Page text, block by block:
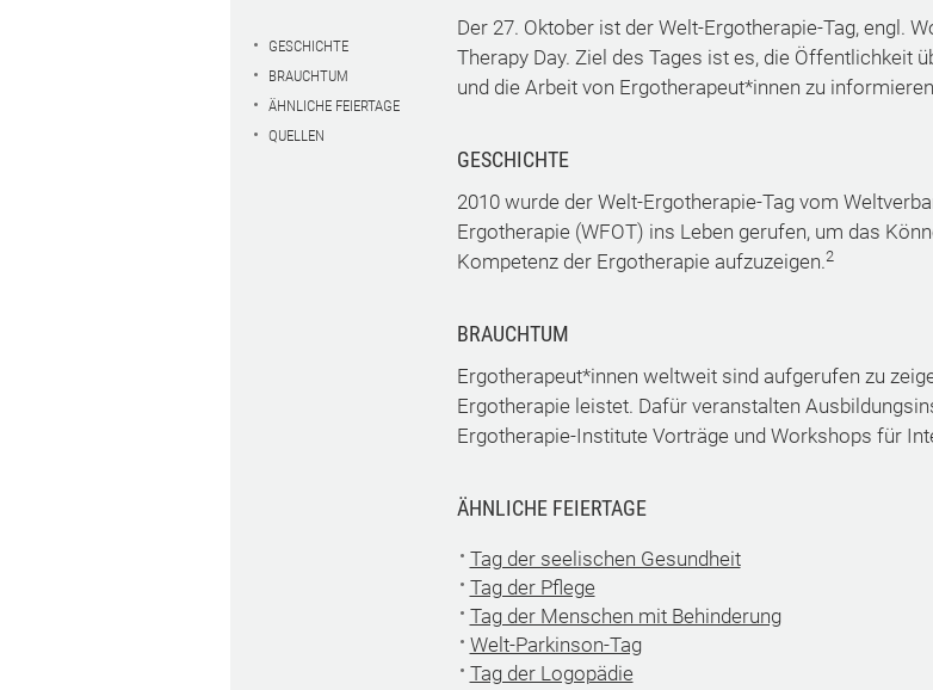
TERMINE
IMPRESSUM
GESCHICHTE
BRAUCHTUM
ÄHNLICHE FEIERTAGE
QUELLEN
Der 27. Oktober ist der Welt-Ergotherapie-Tag, engl.
Therapy Day. Ziel des Tages ist es, die Öffentlichkeit
und die Arbeit von Ergotherapeut*innen zu
GESCHICHTE
2010 wurde der Welt-Ergotherapie-Tag vom
Ergotherapie (WFOT) ins Leben gerufen, um das
Kompetenz der Ergotherapie aufzuzeigen.2
BRAUCHTUM
Ergotherapeut*innen weltweit sind aufgerufen zu
Ergotherapie leistet. Dafür veranstalten
Ergotherapie-Institute Vorträge und Workshops für
ÄHNLICHE FEIERTAGE
Tag der seelischen Gesundheit
Tag der Pflege
Tag der Menschen mit Behinderung
Welt-Parkinson-Tag
Tag der Logopädie